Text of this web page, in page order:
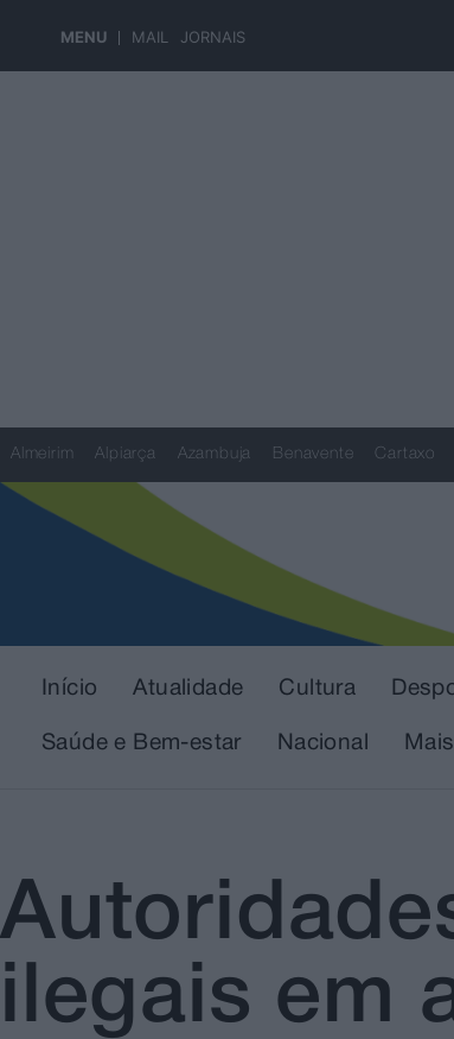
MENU MAIL JORNAIS
Almeirim Alpiarça Azambuja Benavente Cartaxo
Início Atualidade Cultura
Saúde e Bem-estar Nacional Mais
ilegais em